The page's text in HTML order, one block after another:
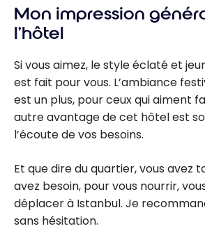
Mon impression
l’hôtel
Si vous aimez, le style éclaté et
est fait pour vous. L’ambiance
est un plus, pour ceux qui aiment
autre avantage de cet hôtel est
l’écoute de vos besoins.
Et que dire du quartier, vous avez
avez besoin, pour vous nourrir,
déplacer à Istanbul. Je
sans hésitation.